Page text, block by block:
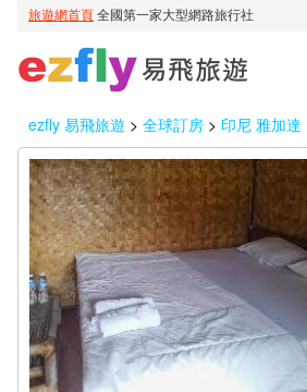
ezfly 易飛旅遊 > 全球訂房 > 印尼 雅加達